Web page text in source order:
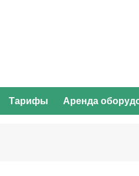
Тарифы Аренда